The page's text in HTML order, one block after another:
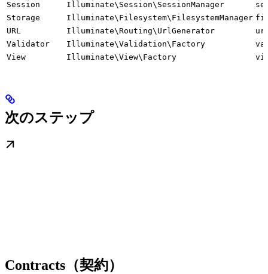
Session Illuminate\Session\SessionManager
Storage
Illuminate\Filesystem\FilesystemManager
URL
Illuminate\Routing\UrlGenerator
Validator
Illuminate\Validation\Factory
View
Illuminate\View\Factory
次のステップ
Contracts（契約）